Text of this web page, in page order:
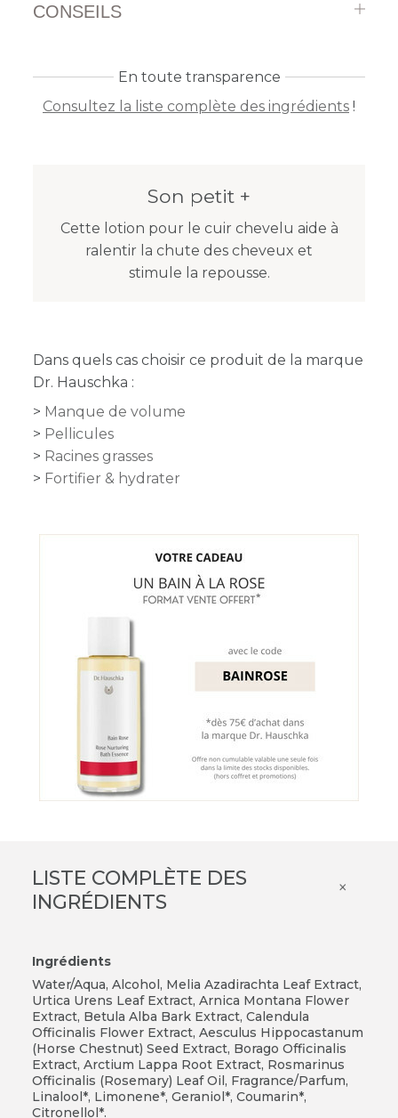
CONSEILS
En toute transparence
Consultez la liste complète des ingrédients !
Son petit +
Cette lotion pour le cuir chevelu aide à
ralentir la chute des cheveux et
stimule la repousse.
Dans quels cas choisir ce produit de la marque
Dr. Hauschka :
Manque de volume
Pellicules
Racines grasses
Fortifier & hydrater
LISTE COMPLÈTE DES
INGRÉDIENTS
×
Ingrédients
Water/Aqua, Alcohol, Melia Azadirachta Leaf Extract,
Urtica Urens Leaf Extract, Arnica Montana Flower
Extract, Betula Alba Bark Extract, Calendula
Officinalis Flower Extract, Aesculus Hippocastanum
(Horse Chestnut) Seed Extract, Borago Officinalis
Extract, Arctium Lappa Root Extract, Rosmarinus
Officinalis (Rosemary) Leaf Oil, Fragrance/Parfum,
Linalool*, Limonene*, Geraniol*, Coumarin*,
Citronellol*.